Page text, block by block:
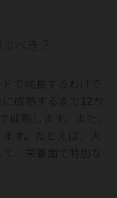
べき？
で成長するわけで
成熟するまで12か
成熟します。また、
す。たとえば、大
、栄養面で特別な